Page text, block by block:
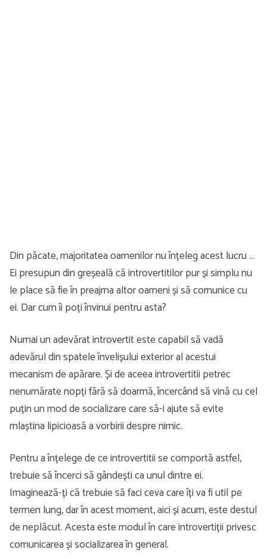
Din păcate, majoritatea oamenilor nu înțeleg acest lucru …
Ei presupun din greșeală că introvertitilor pur și simplu nu
le place să fie în preajma altor oameni și să comunice cu
ei. Dar cum îi poți învinui pentru asta?
Numai un adevărat introvertit este capabil să vadă
adevărul din spatele învelișului exterior al acestui
mecanism de apărare. Și de aceea introvertitii petrec
nenumărate nopți fără să doarmă, încercând să vină cu cel
puțin un mod de socializare care să-i ajute să evite
mlaștina lipicioasă a vorbirii despre nimic.
Pentru a înțelege de ce introvertitii se comportă astfel,
trebuie să încerci să gândești ca unul dintre ei.
Imaginează-ți că trebuie să faci ceva care îți va fi util pe
termen lung, dar în acest moment, aici și acum, este destul
de neplăcut. Acesta este modul în care introvertiții privesc
comunicarea și socializarea în general.